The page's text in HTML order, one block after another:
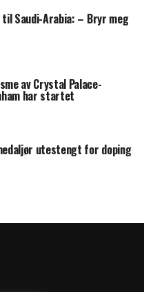
Saudi-Arabia: – Bryr meg
av Crystal Palace-
har startet
utestengt for doping